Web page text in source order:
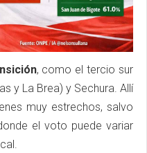
, como el tercio sur
y La Brea) y Sechura. Allí
muy estrechos, salvo
el voto puede variar